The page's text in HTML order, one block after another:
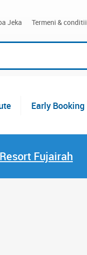
Jeka Termeni & conditii
Early Booking
Fujairah